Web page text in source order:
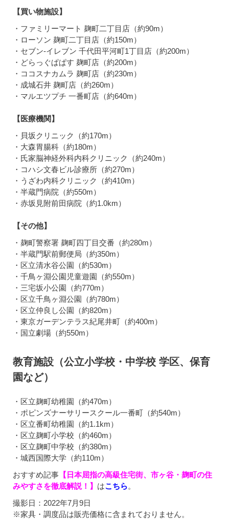
【買い物施設】
・ファミリーマート 麹町二丁目店（約90m）
・ローソン 麹町二丁目店（約150m）
・セブン-イレブン 千代田平河町1丁目店（約200m）
・どらっぐぱぱす 麹町店（約200m）
・ココスナカムラ 麹町店（約230m）
・成城石井 麹町店（約260m）
・マルエツプチ 一番町店（約640m）
【医療機関】
・貝坂クリニック（約170m）
・大森胃腸科（約180m）
・氏家脳神経外科内科クリニック（約240m）
・コハシ文春ビル診療所（約270m）
・うざわ内科クリニック（約410m）
・半蔵門病院（約550m）
・赤坂見附前田病院（約1.0km）
【その他】
・麹町警察署 麹町四丁目交番（約280m）
・半蔵門駅前郵便局（約350m）
・区立清水谷公園（約530m）
・千鳥ヶ淵公園児童遊園（約550m）
・三宅坂小公園（約770m）
・区立千鳥ヶ淵公園（約780m）
・区立仲良し公園（約820m）
・東京ガーデンテラス紀尾井町（約400m）
・国立劇場（約550m）
教育施設（公立小学校・中学校 学区、保育
園など）
・区立麹町幼稚園（約470m）
・ポピンズナーサリースクール一番町（約540m）
・区立番町幼稚園（約1.1km）
・区立麹町小学校（約460m）
・区立麹町中学校（約380m）
・城西国際大学（約110m）
おすすめ記事 【日本屈指の高級住宅街、市ヶ谷・麹町の住
みやすさを徹底解説！】 はこちら。
撮影日：2022年7月9日
※家具・調度品は販売価格に含まれておりません。